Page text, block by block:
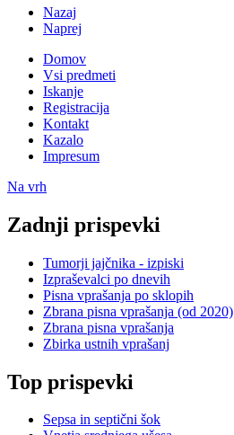
Nazaj
Naprej
Domov
Vsi predmeti
Iskanje
Registracija
Kontakt
Kazalo
Impresum
Na vrh
Zadnji prispevki
Tumorji jajčnika - izpiski
Izpraševalci po dnevih
Pisna vprašanja po sklopih
Zbrana pisna vprašanja (od 2020)
Zbrana pisna vprašanja
Zbirka ustnih vprašanj
Top prispevki
Sepsa in septični šok